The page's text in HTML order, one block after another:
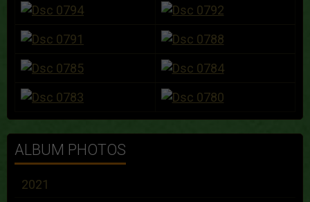
ALBUM PHOTOS
2021